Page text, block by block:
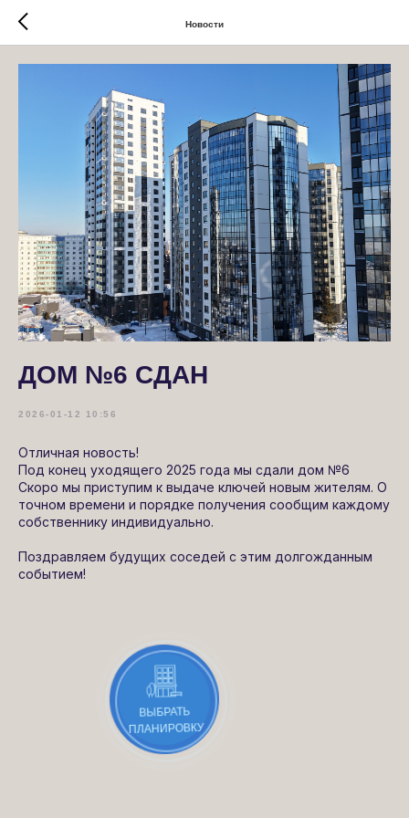
ВЫБРАТЬ
ПЛАНИРОВКУ
Новости
ДОМ №6 СДАН
2026-01-12 10:56
Отличная новость!
Под конец уходящего 2025 года мы сдали дом №6
Скоро мы приступим к выдаче ключей новым жителям. О
точном времени и порядке получения сообщим каждому
собственнику индивидуально.
Поздравляем будущих соседей с этим долгожданным
событием!